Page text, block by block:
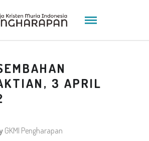
3 APRIL
GKMI Pengharapan